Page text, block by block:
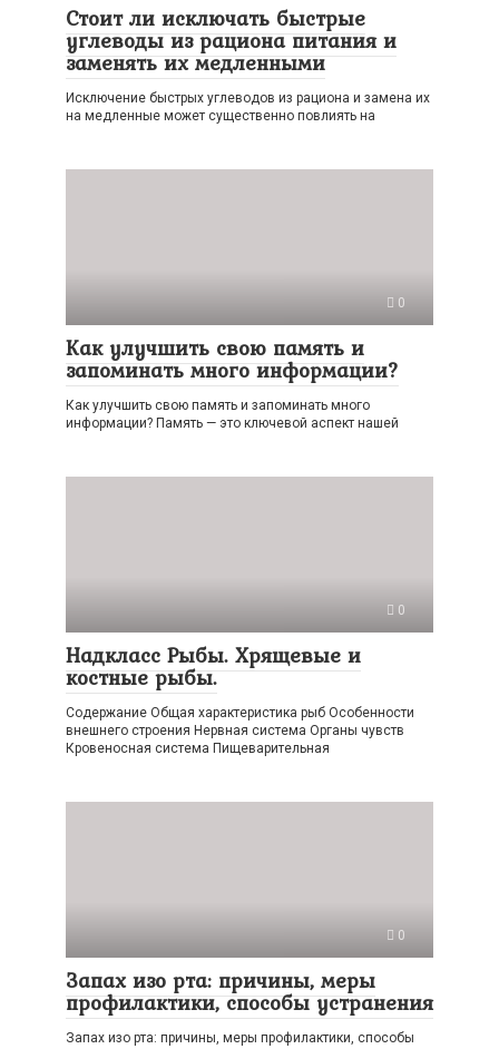
Стоит ли исключать быстрые
углеводы из рациона питания и
заменять их медленными
Исключение быстрых углеводов из рациона и замена их
на медленные может существенно повлиять на
0
Как улучшить свою память и
запоминать много информации?
Как улучшить свою память и запоминать много
информации? Память — это ключевой аспект нашей
0
Надкласс Рыбы. Хрящевые и
костные рыбы.
Содержание Общая характеристика рыб Особенности
внешнего строения Нервная система Органы чувств
Кровеносная система Пищеварительная
0
Запах изо рта: причины, меры
профилактики, способы устранения
Запах изо рта: причины, меры профилактики, способы